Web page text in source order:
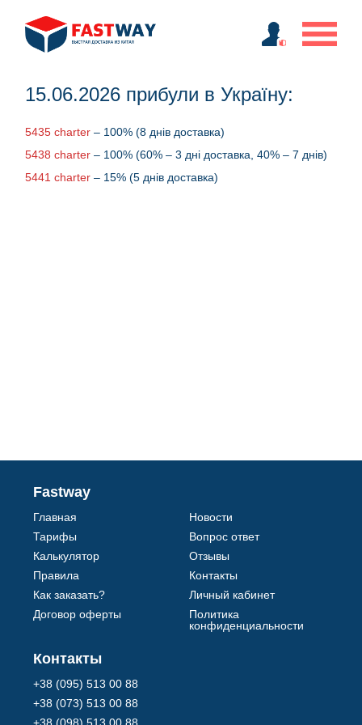
15.06.2026 прибули в Україну:
5435 charter – 100% (8 днів доставка)
5438 charter – 100% (60% – 3 дні доставка, 40% – 7 днів)
5441 charter – 15% (5 днів доставка)
Fastway
Главная
Тарифы
Калькулятор
Правила
Как заказать?
Договор оферты
Новости
Вопрос ответ
Отзывы
Контакты
Личный кабинет
Политика
конфиденциальности
Контакты
+38 (095) 513 00 88
+38 (073) 513 00 88